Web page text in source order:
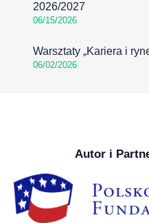
2026/2027
06/15/2026
Warsztaty „Kariera i
06/02/2026
Autor i